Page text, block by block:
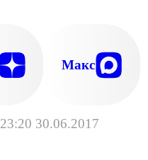
23:20 30.06.2017
Макс